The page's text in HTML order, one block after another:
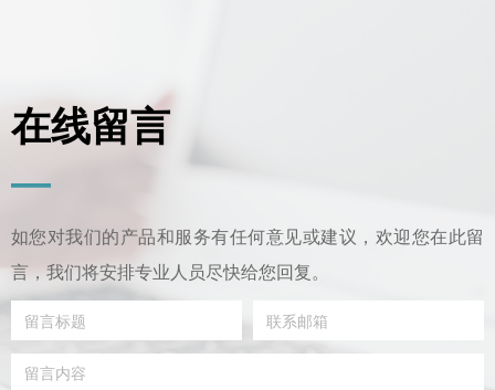
在线留言
—
如您对我们的产品和服务有任何意见或建议，欢迎您在此留
言，我们将安排专业人员尽快给您回复。